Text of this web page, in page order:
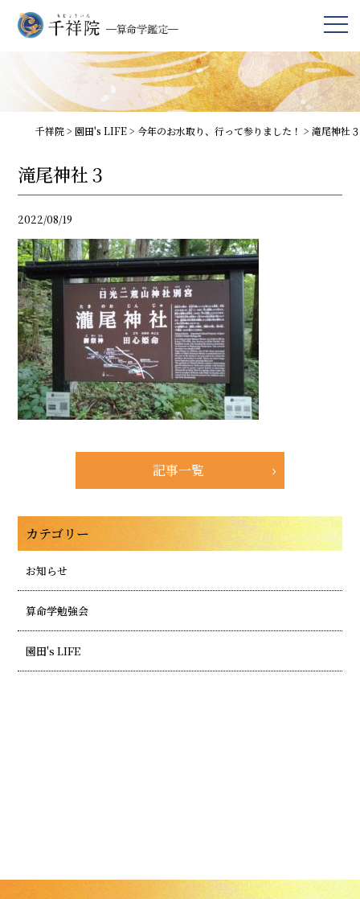
千祥院> 園田's LIFE> 今年のお水取り、行って参りました！ > 滝尾神社３
滝尾神社３
2022/08/19
記事一覧
カテゴリー
お知らせ
算命学勉強会
園田's LIFE